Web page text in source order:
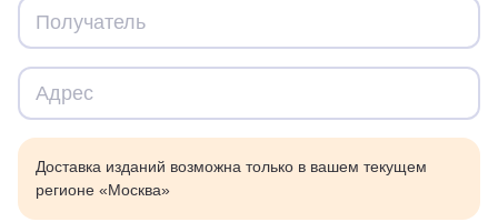
Доставка изданий возможна только в вашем текущем
регионе «Москва»